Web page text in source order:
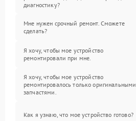
диагностику?
Мне нужен срочный ремонт. Сможете
сделать?
Я хочу, чтобы мое устройство
ремонтировали при мне.
Я хочу, чтобы мое устройство
ремонтировалось только оригинальными
запчастями.
Как я узнаю, что мое устройство готово?